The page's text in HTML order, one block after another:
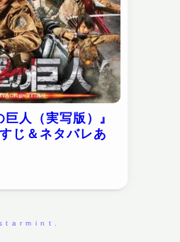
人（実写版）』
じ＆ネタバレあ